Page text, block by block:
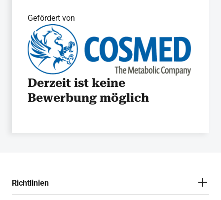
Gefördert von
Derzeit ist keine
Bewerbung möglich
Richtlinien